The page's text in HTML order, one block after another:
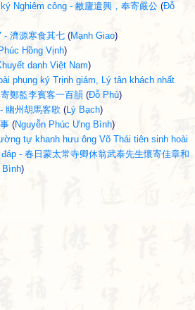
Nghiêm công - 敝廬遣興，奉寄嚴公 (Đỗ
- 濟源寒食其七 (Mạnh Giao)
Hồng Vịnh)
danh Việt Nam)
phụng ký Trịnh giám, Lý tân khách nhất
鄭監李賓客一百韻 (Đỗ Phủ)
幽州胡馬客歌 (Lý Bạch)
(Nguyễn Phúc Ưng Bình)
tự khanh hưu ông Võ Thái tiên sinh hoài
- 春日蒙太常寺卿休翁武泰先生懷寄佳章和
Bình)